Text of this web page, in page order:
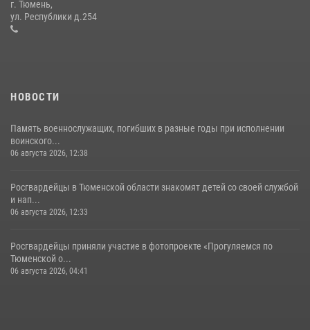
десантирования на Урале
16 июля 2026, 10:42
г. Тюмень,
ул. Республики д.254
НОВОСТИ
Память военнослужащих, погибших в разные годы при исполнении
воинского...
06 августа 2026, 12:38
Росгвардейцы в Тюменской области знакомят детей со своей службой
и нап...
06 августа 2026, 12:33
Росгвардейцы приняли участие в фотопроекте «Прогуляемся по
Тюменской о...
06 августа 2026, 04:41